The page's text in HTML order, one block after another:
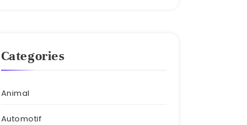
Categories
Animal
Automotif